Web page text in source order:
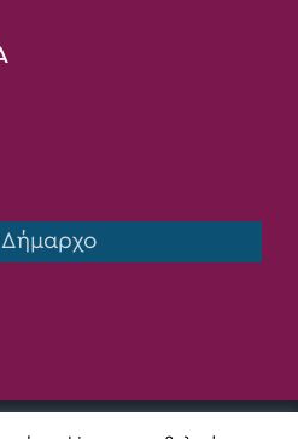
Δήμαρχο